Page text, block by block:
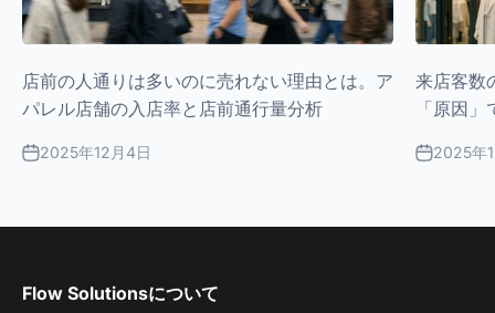
店前の人通りは多いのに売れない理由とは。ア
パレル店舗の入店率と店前通行量分析
2025年12月4日
来店客数
「原因
2025年
Flow Solutionsについて